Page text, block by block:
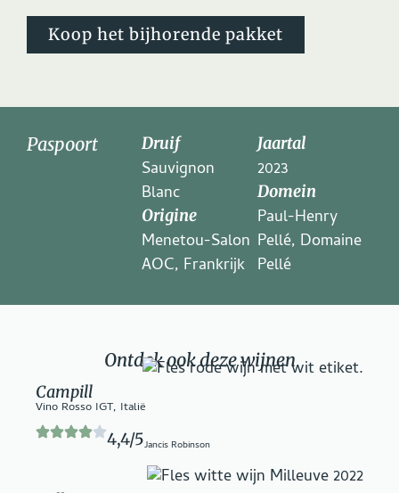
Koop het bijhorende pakket
Paspoort Druif
Sauvignon
Blanc
Origine
Menetou-Salon
AOC, Frankrijk
Jaartal
2023
Domein
Paul-Henry
Pellé, Domaine
Pellé
Ontdek ook deze wijnen
Campill
Vino Rosso IGT, Italië
4,4/5Jancis Robinson